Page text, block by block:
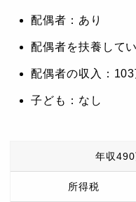
配偶者：あり
配偶者を扶養して
配偶者の収入：
子ども：なし
年収
所得税